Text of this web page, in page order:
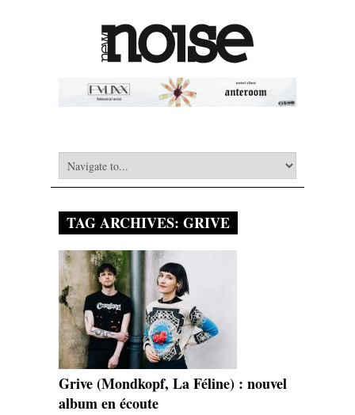
TAG ARCHIVES: GRIVE
Grive (Mondkopf, La Féline) : nouvel
album en écoute